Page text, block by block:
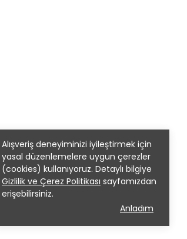
Alışveriş deneyiminizi iyileştirmek için
yasal düzenlemelere uygun çerezler
(cookies) kullanıyoruz. Detaylı bilgiye
Gizlilik ve Çerez Politikası sayfamızdan
erişebilirsiniz.
Anladım